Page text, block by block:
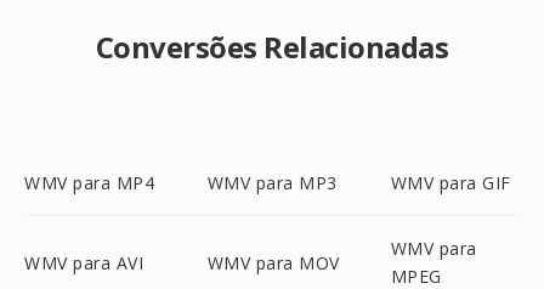
Conversões Relacionadas
WMV para MP4 WMV para MP3 WMV para GIF
WMV para AVI WMV para MOV
WMV para
MPEG